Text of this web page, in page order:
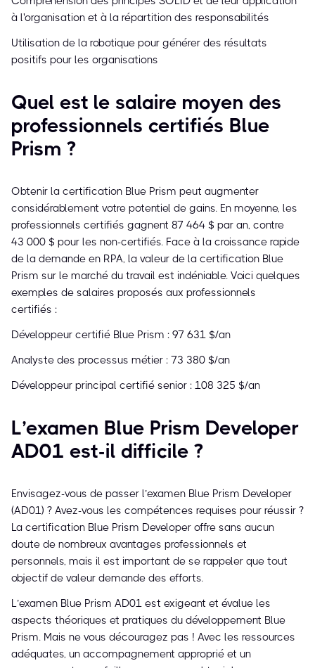
à l'organisation et à la répartition des responsabilités
Utilisation de la robotique pour générer des résultats
positifs pour les organisations
Quel est le salaire moyen des
professionnels certifiés Blue
Prism ?
Obtenir la certification Blue Prism peut augmenter
considérablement votre potentiel de gains. En moyenne, les
professionnels certifiés gagnent 87 464 $ par an, contre
43 000 $ pour les non-certifiés. Face à la croissance rapide
de la demande en RPA, la valeur de la certification Blue
Prism sur le marché du travail est indéniable. Voici quelques
exemples de salaires proposés aux professionnels
certifiés :
Développeur certifié Blue Prism : 97 631 $/an
Analyste des processus métier : 73 380 $/an
Développeur principal certifié senior : 108 325 $/an
L’examen Blue Prism Developer
AD01 est-il difficile ?
Envisagez-vous de passer l’examen Blue Prism Developer
(AD01) ? Avez-vous les compétences requises pour réussir ?
La certification Blue Prism Developer offre sans aucun
doute de nombreux avantages professionnels et
personnels, mais il est important de se rappeler que tout
objectif de valeur demande des efforts.
L’examen Blue Prism AD01 est exigeant et évalue les
aspects théoriques et pratiques du développement Blue
Prism. Mais ne vous découragez pas ! Avec les ressources
adéquates, un accompagnement approprié et un